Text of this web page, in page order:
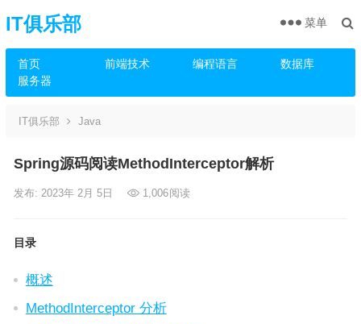
IT俱乐部
首页 前端技术 编程语言
数据库
服务器
菜单
IT俱乐部 Java
Spring源码阅读MethodInterceptor解析
发布: 2023年 2月 5日 1,006阅读
目录
概述
MethodInterceptor 分析